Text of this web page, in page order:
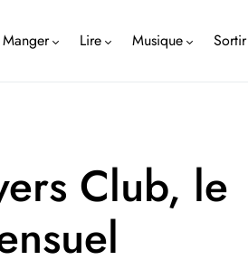
Lire Musique Sortir
Club, le